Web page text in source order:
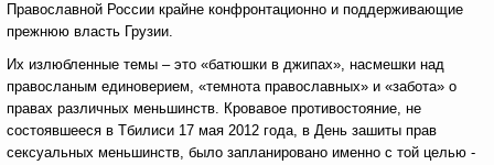
Православной России крайне конфронтационно и поддерживающие
прежнюю власть Грузии.
Их излюбленные темы – это «батюшки в джипах», насмешки над
правосланым единоверием, «темнота православных» и «забота» о
правах различных меньшинств. Кровавое противостояние, не
состоявшееся в Тбилиси 17 мая 2012 года, в День зашиты прав
сексуальных меньшинств, было запланировано именно с той целью -